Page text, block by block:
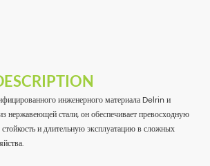
инженерного материала Delrin и
нержавеющей стали, он обеспечивает превосходную
и длительную эксплуатацию в сложных